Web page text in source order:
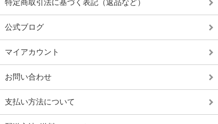
特定商取引法に基づく表記（返品など）
公式ブログ
マイアカウント
お問い合わせ
支払い方法について